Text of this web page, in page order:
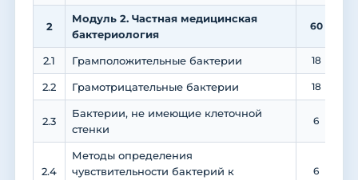
2
Модуль 2. Частная медицинская
бактериология
60
2.1 Грамположительные бактерии 18
2.2 Грамотрицательные бактерии 18
2.3
Бактерии, не имеющие клеточной
стенки
6
2.4
Методы определения
чувствительности бактерий к
6